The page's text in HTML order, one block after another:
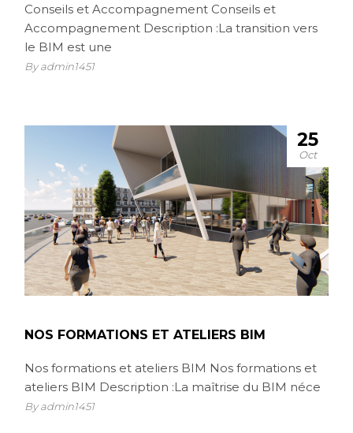
Conseils et Accompagnement Conseils et
Accompagnement Description :La transition vers
le BIM est une
By admin1451
25
Oct
NOS FORMATIONS ET ATELIERS BIM
Nos formations et ateliers BIM Nos formations et
ateliers BIM Description :La maîtrise du BIM néce
By admin1451